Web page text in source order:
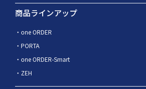
商品ラインアップ
one ORDER
PORTA
one ORDER-Smart
ZEH